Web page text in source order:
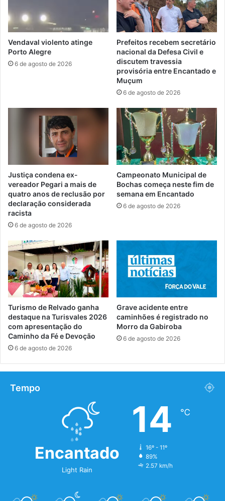
Vendaval violento atinge
Porto Alegre
6 de agosto de 2026
Prefeitos recebem secretário
nacional da Defesa Civil e
discutem travessia
provisória entre Encantado e
Muçum
6 de agosto de 2026
Justiça condena ex-
vereador Pegari a mais de
quatro anos de reclusão por
declaração considerada
racista
6 de agosto de 2026
Campeonato Municipal de
Bochas começa neste fim de
semana em Encantado
6 de agosto de 2026
Turismo de Relvado ganha
destaque na Turisvales 2026
com apresentação do
Caminho da Fé e Devoção
6 de agosto de 2026
Grave acidente entre
caminhões é registrado no
Morro da Gabiroba
6 de agosto de 2026
Tempo
Encantado
Light Rain
14 ℃
16º - 11º
89%
2.57 km/h